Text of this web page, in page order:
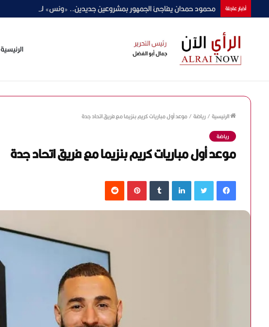
أخبار عاجلة محمود حمدان يفاجئ الجمهور بمشروعين جديدين.. «ونس» لرمضان 2027 و«في البتنجان» ينطلق رسميًا
الرئيسية
الرئيسية/رياضة/موعد أول مباريات كريم بنزيما مع فريق اتحاد جدة
رياضة
موعد أول مباريات كريم بنزيما مع فريق اتحاد جدة
فيسبوك لينكدإن بينتيريست